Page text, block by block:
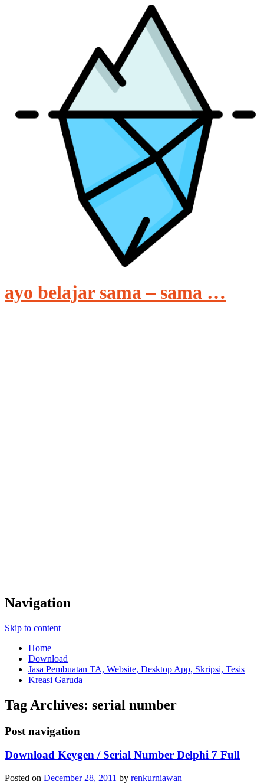
ayo belajar sama – sama …
Navigation
Skip to content
Home
Download
Jasa Pembuatan TA, Website, Desktop App, Skripsi, Tesis
Kreasi Garuda
Tag Archives: serial number
Post navigation
Download Keygen / Serial Number Delphi 7 Full
Posted on December 28, 2011 by renkurniawan